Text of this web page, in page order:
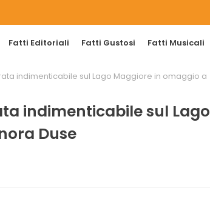
Fatti Editoriali Fatti Gustosi Fatti Musicali
indimenticabile sul Lago Maggiore in omaggio a
indimenticabile sul Lago
Duse